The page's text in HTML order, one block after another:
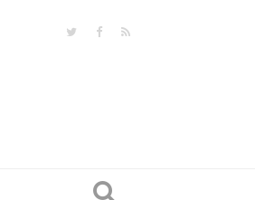
TwitterFacebook
RSS